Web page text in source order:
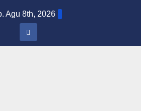
Agu 8th, 2026